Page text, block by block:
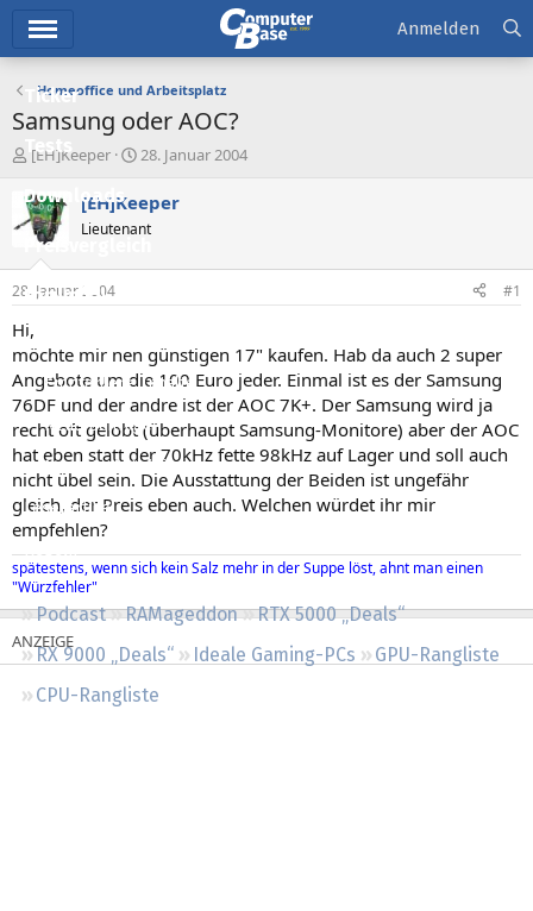
Ticker
Tests
Downloads
Preisvergleich
Forum
Aktuelles
Empfohlene Inhalte
Neue Beiträge
Neueste Aktivitäten
Leserartikel
Regeln
Podcast RAMageddon
RTX 5000 „Deals“
RX 9000 „Deals“
Ideale Gaming-PCs
GPU-Rangliste
CPU-Rangliste
Anmelden
Homeoffice und Arbeitsplatz
Samsung oder AOC?
E
s
t
e
e
[EH]Keeper
E
s
e
t
28. Januar 2004
[EH]Keeper
Lieutenant
28. Januar 2004 #1
Hi,
möchte mir nen günstigen 17" kaufen. Hab da auch 2 super
Angebote um die 100 Euro jeder. Einmal ist es der Samsung
76DF und der andre ist der AOC 7K+. Der Samsung wird ja
recht oft gelobt (überhaupt Samsung-Monitore) aber der AOC
hat eben statt der 70kHz fette 98kHz auf Lager und soll auch
nicht übel sein. Die Ausstattung der Beiden ist ungefähr
gleich, der Preis eben auch. Welchen würdet ihr mir
empfehlen?
spätestens, wenn sich kein Salz mehr in der Suppe löst, ahnt man einen
"Würzfehler"